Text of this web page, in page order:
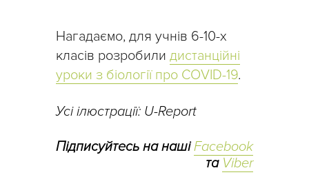
Нагадаємо, для учнів 6-10-х
класів розробили дистанційні
уроки з біології про COVID-19.
Усі ілюстрації: U-Report
Підписуйтесь на нашіFacebook
та Viber